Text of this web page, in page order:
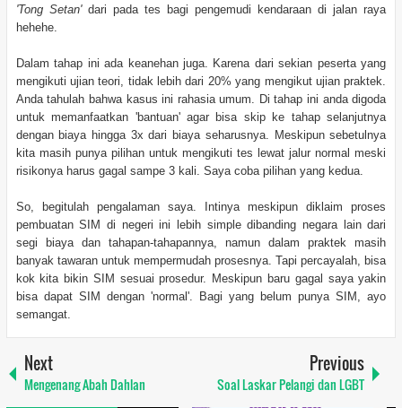
'Tong Setan'dari pada tes bagi pengemudi kendaraan di jalan raya
hehehe.
Dalam tahap ini ada keanehan juga. Karena dari sekian peserta yang
mengikuti ujian teori, tidak lebih dari 20% yang mengikut ujian praktek.
Anda tahulah bahwa kasus ini rahasia umum. Di tahap ini anda digoda
untuk memanfaatkan 'bantuan' agar bisa skip ke tahap selanjutnya
dengan biaya hingga 3x dari biaya seharusnya. Meskipun sebetulnya
kita masih punya pilihan untuk mengikuti tes lewat jalur normal meski
risikonya harus gagal sampe 3 kali. Saya coba pilihan yang kedua.
So, begitulah pengalaman saya. Intinya meskipun diklaim proses
pembuatan SIM di negeri ini lebih simple dibanding negara lain dari
segi biaya dan tahapan-tahapannya, namun dalam praktek masih
banyak tawaran untuk mempermudah prosesnya. Tapi percayalah, bisa
kok kita bikin SIM sesuai prosedur. Meskipun baru gagal saya yakin
bisa dapat SIM dengan 'normal'. Bagi yang belum punya SIM, ayo
semangat.
Next
Mengenang Abah Dahlan
Previous
Soal Laskar Pelangi dan LGBT